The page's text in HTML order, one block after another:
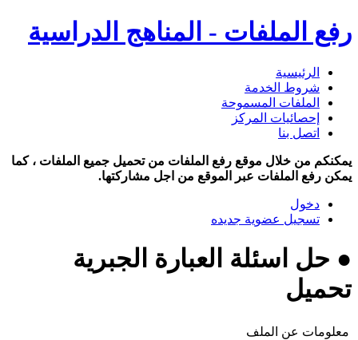
رفع الملفات - المناهج الدراسية
الرئيسية
شروط الخدمة
الملفات المسموحة
إحصائيات المركز
اتصل بنا
يمكنكم من خلال موقع رفع الملفات من تحميل جميع الملفات ، كما
يمكن رفع الملفات عبر الموقع من اجل مشاركتها.
دخول
تسجيل عضوية جديده
● حل اسئلة العبارة الجبرية
تحميل
معلومات عن الملف